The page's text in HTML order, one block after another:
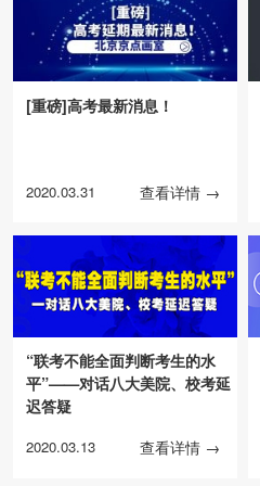
[重磅]高考最新消息！
2020.03.31 查看详情 →
“联考不能全面判断考生的水
平”——对话八大美院、校考延
迟答疑
2020.03.13 查看详情 →